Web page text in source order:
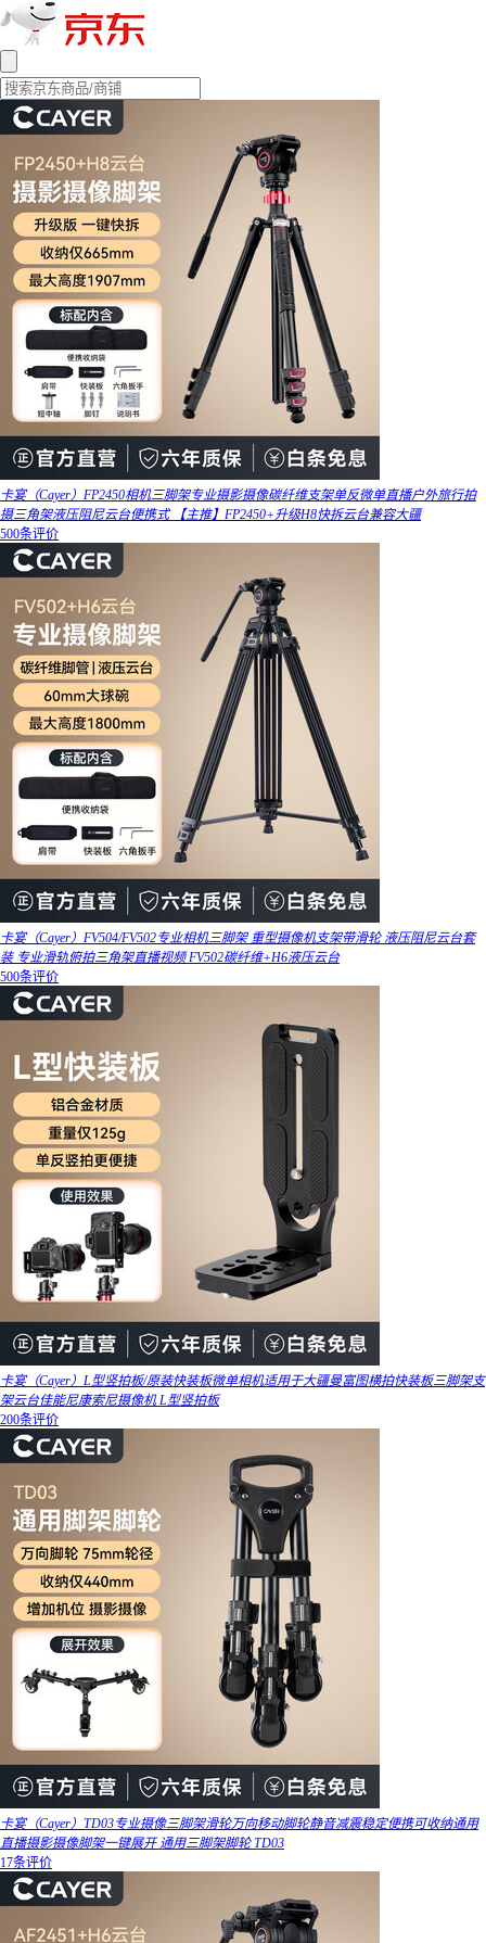
卡宴（Cayer）FP2450相机三脚架专业摄影摄像碳纤维支架单反微单直播户外旅行拍
摄三角架液压阻尼云台便携式 【主推】FP2450+升级H8快拆云台兼容大疆
500条评价
卡宴（Cayer）FV504/FV502专业相机三脚架 重型摄像机支架带滑轮 液压阻尼云台套
装 专业滑轨俯拍三角架直播视频 FV502碳纤维+H6液压云台
500条评价
卡宴（Cayer）L型竖拍板/原装快装板微单相机适用于大疆曼富图横拍快装板三脚架支
架云台佳能尼康索尼摄像机 L型竖拍板
200条评价
卡宴（Cayer）TD03专业摄像三脚架滑轮万向移动脚轮静音减震稳定便携可收纳通用
直播摄影摄像脚架一键展开 通用三脚架脚轮 TD03
17条评价